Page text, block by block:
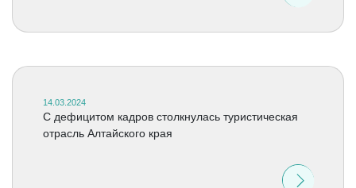
14.03.2024
C дефицитом кадров столкнулась туристическая
отрасль Алтайского края